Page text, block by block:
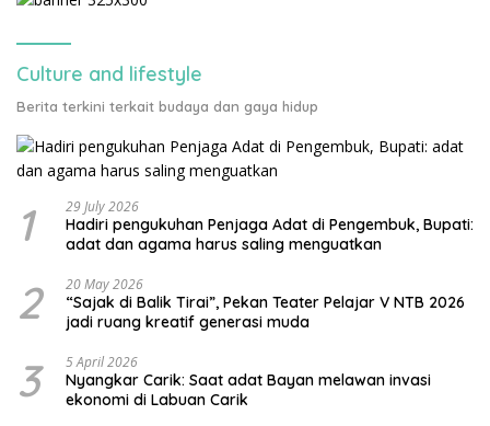
Culture and lifestyle
Berita terkini terkait budaya dan gaya hidup
1 29 July 2026
Hadiri pengukuhan Penjaga Adat di Pengembuk, Bupati:
adat dan agama harus saling menguatkan
2 20 May 2026
“Sajak di Balik Tirai”, Pekan Teater Pelajar V NTB 2026
jadi ruang kreatif generasi muda
3 5 April 2026
Nyangkar Carik: Saat adat Bayan melawan invasi
ekonomi di Labuan Carik